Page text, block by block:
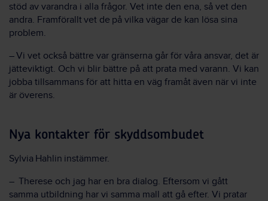
stöd av varandra i alla frågor. Vet inte den ena, så vet den
andra. Framförallt vet de på vilka vägar de kan lösa sina
problem.
– Vi vet också bättre var gränserna går för våra ansvar, det är
jätteviktigt. Och vi blir bättre på att prata med varann. Vi kan
jobba tillsammans för att hitta en väg framåt även när vi inte
är överens.
Nya kontakter för skyddsombudet
Sylvia Hahlin instämmer.
– Therese och jag har en bra dialog. Eftersom vi gått
samma utbildning har vi samma mall att gå efter. Vi pratar